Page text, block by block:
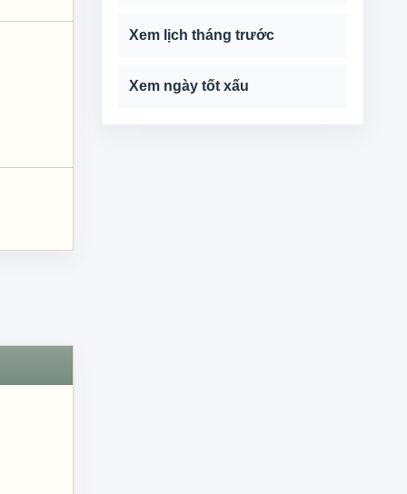
Xem lịch tháng trước
Xem ngày tốt xấu